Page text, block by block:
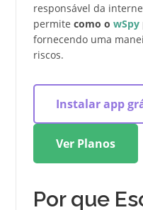
responsável da
permite como o wSpy
fornecendo uma
riscos.
Instalar app
Ver Planos
Por que